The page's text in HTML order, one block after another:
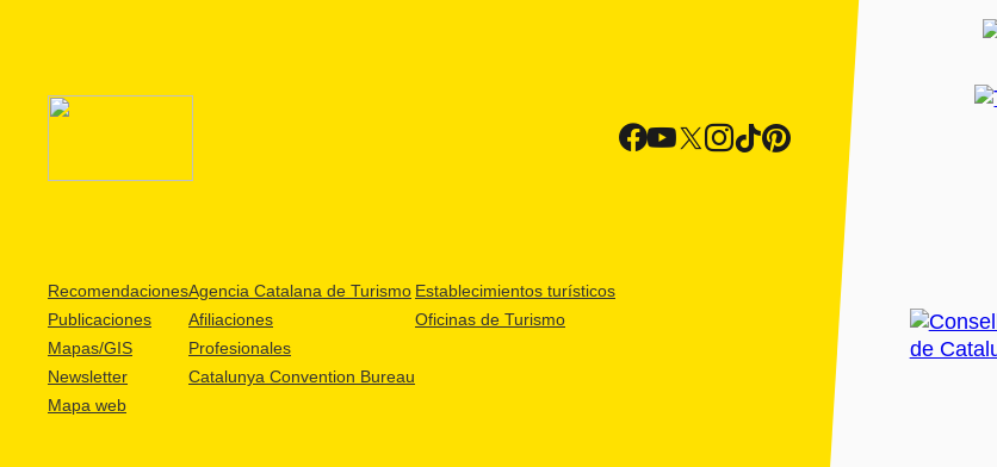
Recomendaciones
Publicaciones
Mapas/GIS
Newsletter
Mapa web
Agencia Catalana de Turismo
Afiliaciones
Profesionales
Catalunya Convention Bureau
Establecimientos turísticos
Oficinas de Turismo